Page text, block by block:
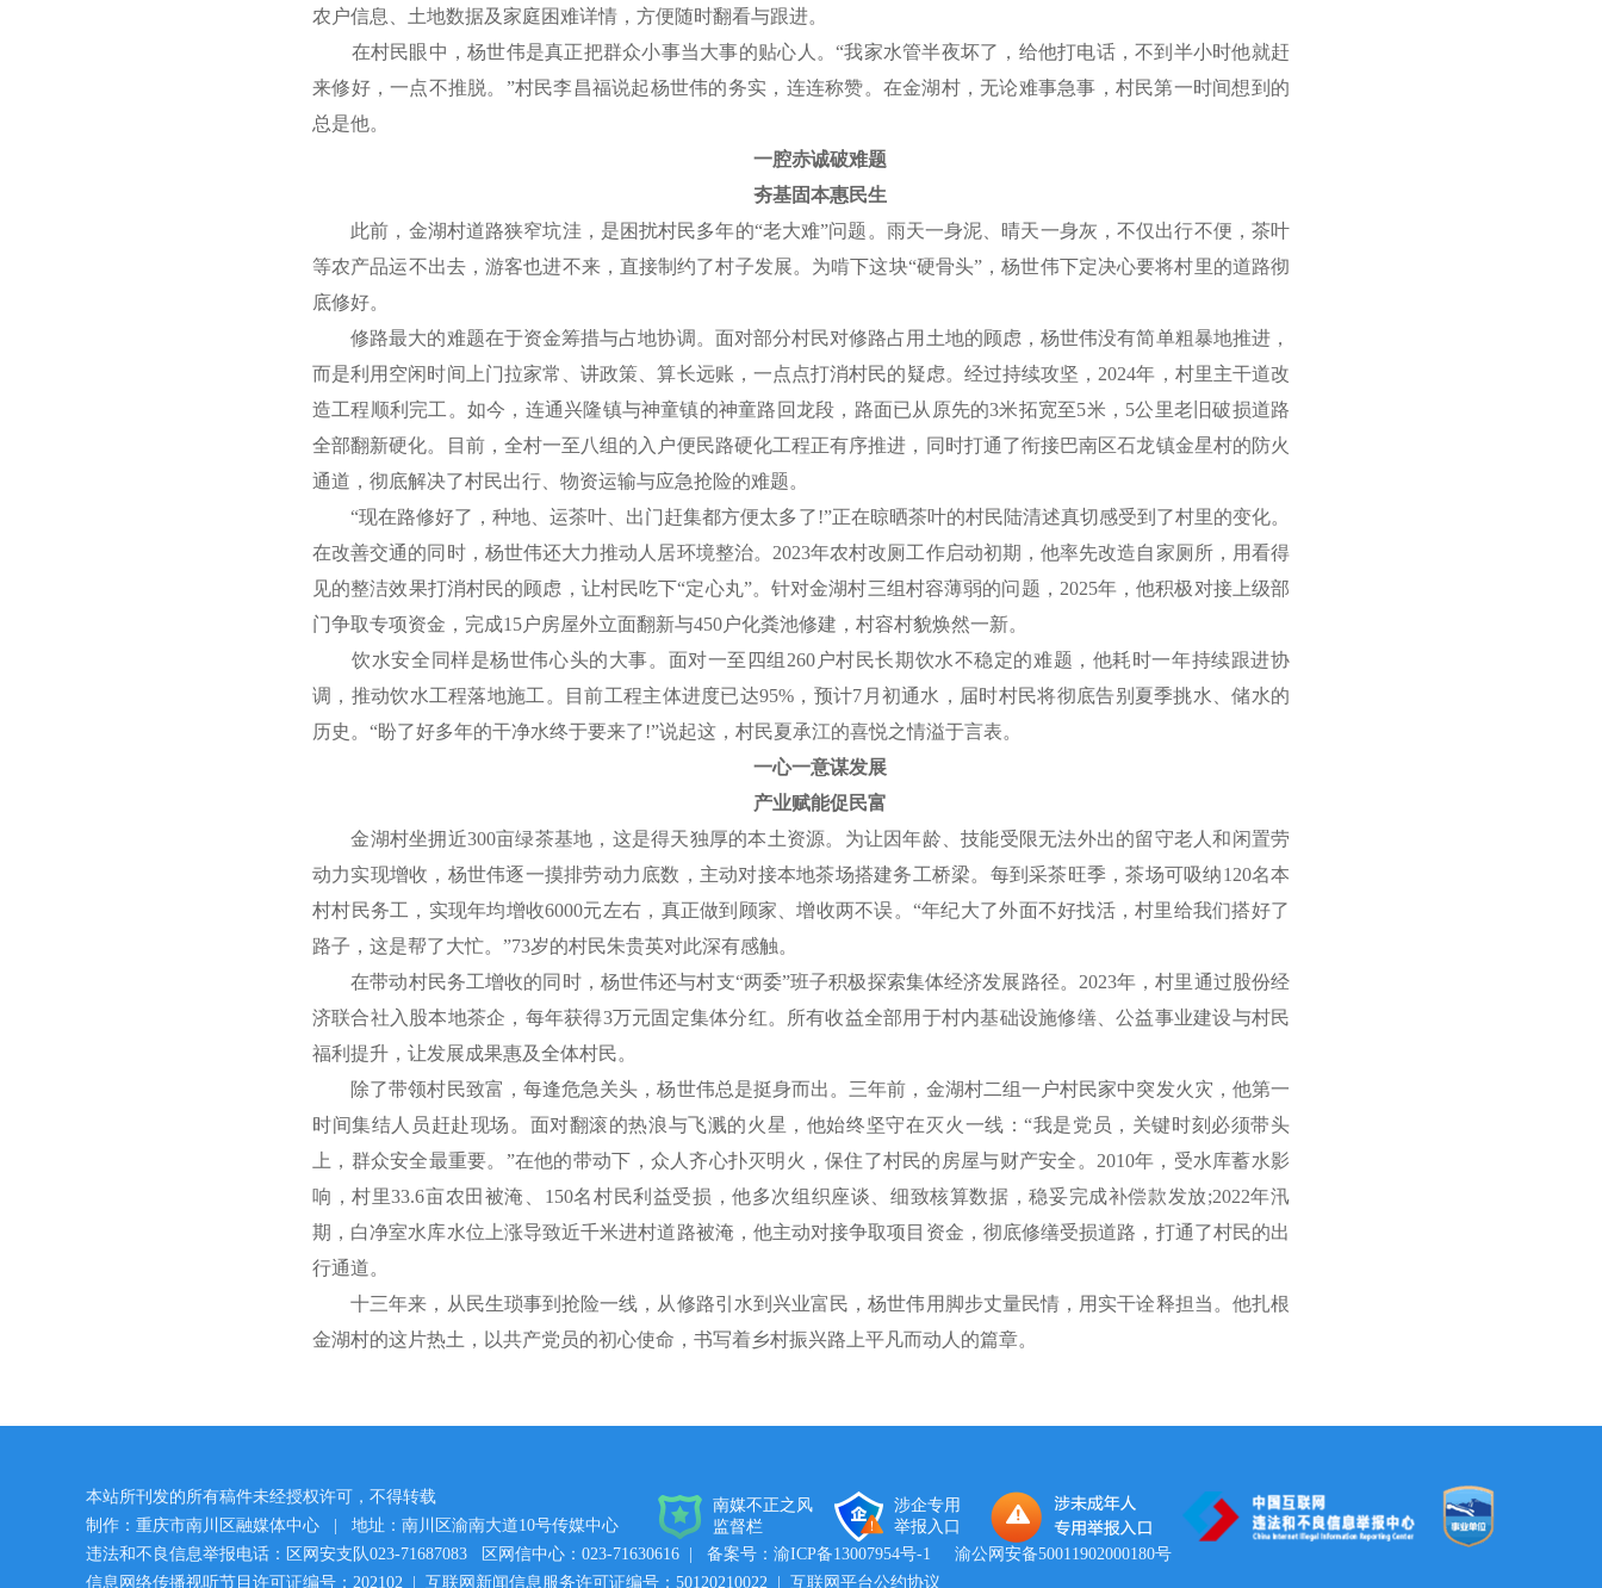
农户信息、土地数据及家庭困难详情，方便随时翻看与跟进。
在村民眼中，杨世伟是真正把群众小事当大事的贴心人。“我家水管半夜坏了，给他打电话，不到半小时他就赶
来修好，一点不推脱。”村民李昌福说起杨世伟的务实，连连称赞。在金湖村，无论难事急事，村民第一时间想到的
总是他。
一腔赤诚破难题
夯基固本惠民生
此前，金湖村道路狭窄坑洼，是困扰村民多年的“老大难”问题。雨天一身泥、晴天一身灰，不仅出行不便，茶叶
等农产品运不出去，游客也进不来，直接制约了村子发展。为啃下这块“硬骨头”，杨世伟下定决心要将村里的道路彻
底修好。
修路最大的难题在于资金筹措与占地协调。面对部分村民对修路占用土地的顾虑，杨世伟没有简单粗暴地推进，
而是利用空闲时间上门拉家常、讲政策、算长远账，一点点打消村民的疑虑。经过持续攻坚，2024年，村里主干道改
造工程顺利完工。如今，连通兴隆镇与神童镇的神童路回龙段，路面已从原先的3米拓宽至5米，5公里老旧破损道路
全部翻新硬化。目前，全村一至八组的入户便民路硬化工程正有序推进，同时打通了衔接巴南区石龙镇金星村的防火
通道，彻底解决了村民出行、物资运输与应急抢险的难题。
“现在路修好了，种地、运茶叶、出门赶集都方便太多了!”正在晾晒茶叶的村民陆清述真切感受到了村里的变化。
在改善交通的同时，杨世伟还大力推动人居环境整治。2023年农村改厕工作启动初期，他率先改造自家厕所，用看得
见的整洁效果打消村民的顾虑，让村民吃下“定心丸”。针对金湖村三组村容薄弱的问题，2025年，他积极对接上级部
门争取专项资金，完成15户房屋外立面翻新与450户化粪池修建，村容村貌焕然一新。
饮水安全同样是杨世伟心头的大事。面对一至四组260户村民长期饮水不稳定的难题，他耗时一年持续跟进协
调，推动饮水工程落地施工。目前工程主体进度已达95%，预计7月初通水，届时村民将彻底告别夏季挑水、储水的
历史。“盼了好多年的干净水终于要来了!”说起这，村民夏承江的喜悦之情溢于言表。
一心一意谋发展
产业赋能促民富
金湖村坐拥近300亩绿茶基地，这是得天独厚的本土资源。为让因年龄、技能受限无法外出的留守老人和闲置劳
动力实现增收，杨世伟逐一摸排劳动力底数，主动对接本地茶场搭建务工桥梁。每到采茶旺季，茶场可吸纳120名本
村村民务工，实现年均增收6000元左右，真正做到顾家、增收两不误。“年纪大了外面不好找活，村里给我们搭好了
路子，这是帮了大忙。”73岁的村民朱贵英对此深有感触。
在带动村民务工增收的同时，杨世伟还与村支“两委”班子积极探索集体经济发展路径。2023年，村里通过股份经
济联合社入股本地茶企，每年获得3万元固定集体分红。所有收益全部用于村内基础设施修缮、公益事业建设与村民
福利提升，让发展成果惠及全体村民。
除了带领村民致富，每逢危急关头，杨世伟总是挺身而出。三年前，金湖村二组一户村民家中突发火灾，他第一
时间集结人员赶赴现场。面对翻滚的热浪与飞溅的火星，他始终坚守在灭火一线：“我是党员，关键时刻必须带头
上，群众安全最重要。”在他的带动下，众人齐心扑灭明火，保住了村民的房屋与财产安全。2010年，受水库蓄水影
响，村里33.6亩农田被淹、150名村民利益受损，他多次组织座谈、细致核算数据，稳妥完成补偿款发放;2022年汛
期，白净室水库水位上涨导致近千米进村道路被淹，他主动对接争取项目资金，彻底修缮受损道路，打通了村民的出
行通道。
十三年来，从民生琐事到抢险一线，从修路引水到兴业富民，杨世伟用脚步丈量民情，用实干诠释担当。他扎根
金湖村的这片热土，以共产党员的初心使命，书写着乡村振兴路上平凡而动人的篇章。
本站所刊发的所有稿件未经授权许可，不得转载
制作：重庆市南川区融媒体中心 | 地址：南川区渝南大道10号传媒中心
违法和不良信息举报电话：区网安支队023-71687083 区网信中心：023-71630616 | 备案号： 渝ICP备13007954号-1
渝公网安备50011902000180号
信息网络传播视听节目许可证编号：202102 | 互联网新闻信息服务许可证编号：50120210022 | 互联网平台公约协议
南媒不正之风
监督栏
涉企专用
举报入口